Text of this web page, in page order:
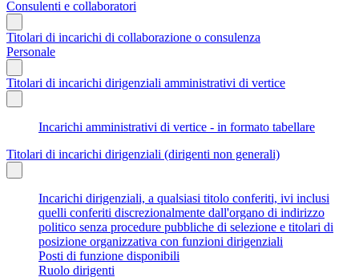
Consulenti e collaboratori
Titolari di incarichi di collaborazione o consulenza
Personale
Titolari di incarichi dirigenziali amministrativi di vertice
Incarichi amministrativi di vertice - in formato tabellare
Titolari di incarichi dirigenziali (dirigenti non generali)
Incarichi dirigenziali, a qualsiasi titolo conferiti, ivi inclusi
quelli conferiti discrezionalmente dall'organo di indirizzo
politico senza procedure pubbliche di selezione e titolari di
posizione organizzativa con funzioni dirigenziali
Posti di funzione disponibili
Ruolo dirigenti